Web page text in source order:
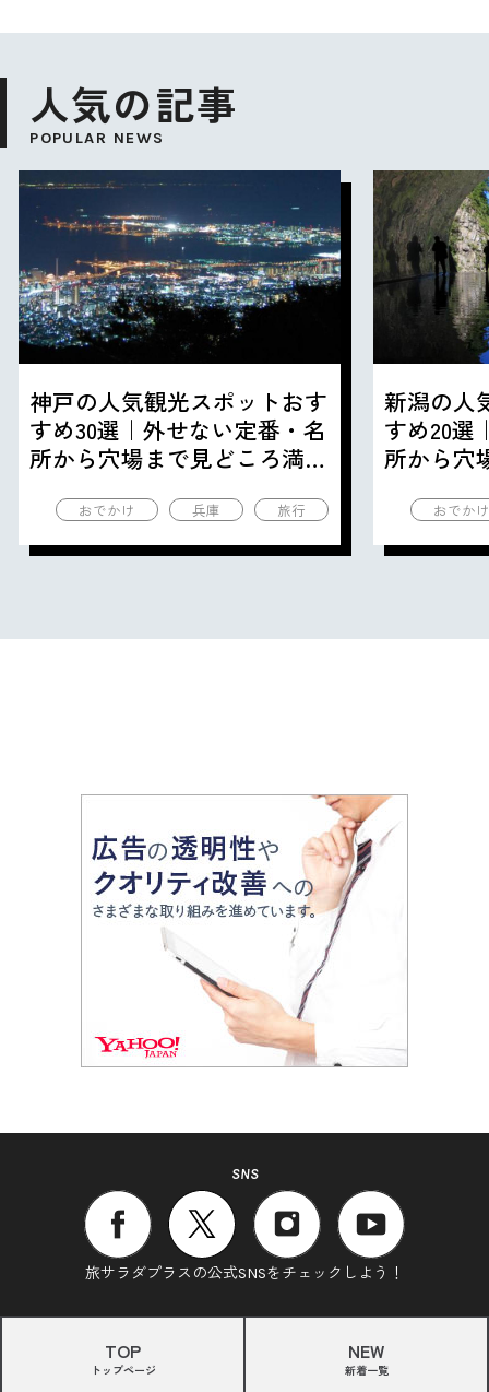
人気の記事
POPULAR NEWS
神戸の人気観光スポットおす
すめ30選｜外せない定番・名
所から穴場まで見どころ満載
おでかけ 兵庫 旅行
新潟の人
すめ20選
所から穴
おでか
SNS
旅サラダプラスの公式SNSをチェックしよう！
TOP
トップページ
NEW
新着一覧